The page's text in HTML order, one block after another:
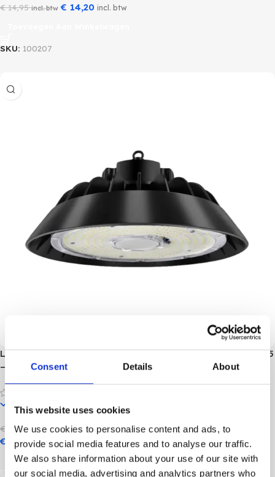
Consent Details About
This website uses cookies
We use cookies to personalise content and ads, to
provide social media features and to analyse our traffic.
We also share information about your use of our site with
our social media, advertising and analytics partners who
€14,95 incl. btw € 14,20 incl. btw
SKU: 100207
LED High Bay 150W – Sosen Driver – 120° – 190lm/W – IP65
– 0-10V Dimbaar | 5 Jaar garantie
In stock
€ 81,89 incl. btw
€ 77,80 incl. btw
Opties Selecteren